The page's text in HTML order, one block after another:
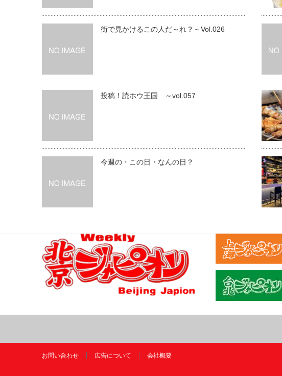
街で見かけるこの人だ～れ？～Vol.026
投稿！読ホウ王国 ～vol.057
今週の・この日・なんの日？
お問い合わせ 広告について 会社概要